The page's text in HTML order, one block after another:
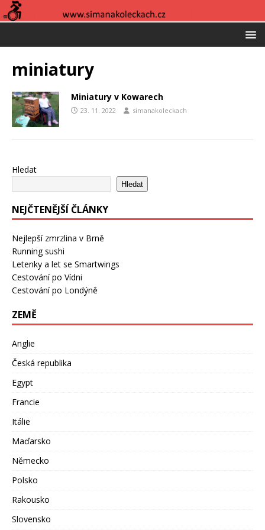
miniatury
Miniatury v Kowarech
23. 11. 2022 simanakoleckach
Hledat
Hledat
NEJČTENĚJŠÍ ČLÁNKY
Nejlepší zmrzlina v Brně
Running sushi
Letenky a let se Smartwings
Cestování po Vídni
Cestování po Londýně
ZEMĚ
Anglie
Česká republika
Egypt
Francie
Itálie
Maďarsko
Německo
Polsko
Rakousko
Slovensko